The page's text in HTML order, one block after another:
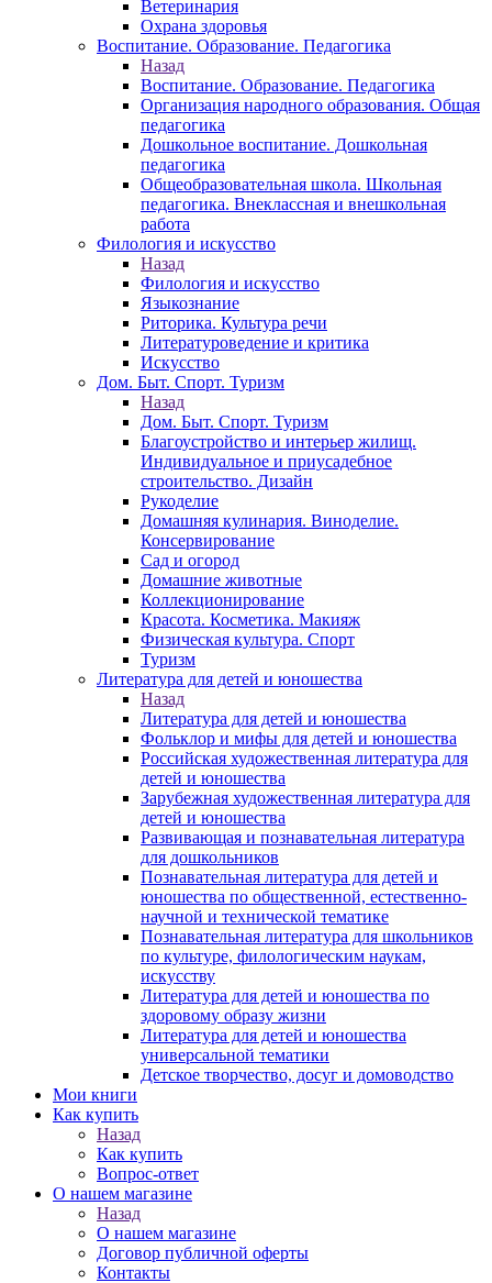
Ветеринария
Охрана здоровья
Воспитание. Образование. Педагогика
Назад
Воспитание. Образование. Педагогика
Организация народного образования. Общая
педагогика
Дошкольное воспитание. Дошкольная
педагогика
Общеобразовательная школа. Школьная
педагогика. Внеклассная и внешкольная
работа
Филология и искусство
Назад
Филология и искусство
Языкознание
Риторика. Культура речи
Литературоведение и критика
Искусство
Дом. Быт. Спорт. Туризм
Назад
Дом. Быт. Спорт. Туризм
Благоустройство и интерьер жилищ.
Индивидуальное и приусадебное
строительство. Дизайн
Рукоделие
Домашняя кулинария. Виноделие.
Консервирование
Сад и огород
Домашние животные
Коллекционирование
Красота. Косметика. Макияж
Физическая культура. Спорт
Туризм
Литература для детей и юношества
Назад
Литература для детей и юношества
Фольклор и мифы для детей и юношества
Российская художественная литература для
детей и юношества
Зарубежная художественная литература для
детей и юношества
Развивающая и познавательная литература
для дошкольников
Познавательная литература для детей и
юношества по общественной, естественно-
научной и технической тематике
Познавательная литература для школьников
по культуре, филологическим наукам,
искусству
Литература для детей и юношества по
здоровому образу жизни
Литература для детей и юношества
универсальной тематики
Детское творчество, досуг и домоводство
Мои книги
Как купить
Назад
Как купить
Вопрос-ответ
О нашем магазине
Назад
О нашем магазине
Договор публичной оферты
Контакты